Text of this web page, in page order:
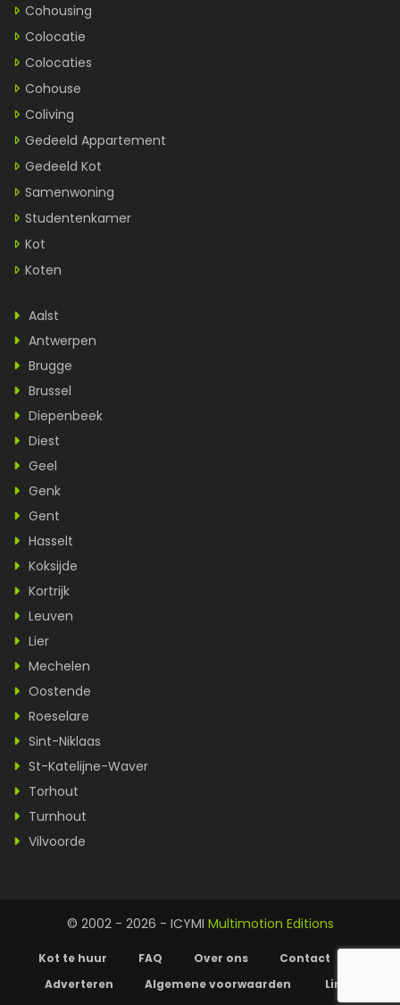
Cohousing
Colocatie
Colocaties
Cohouse
Coliving
Gedeeld Appartement
Gedeeld Kot
Samenwoning
Studentenkamer
Kot
Koten
Aalst
Antwerpen
Brugge
Brussel
Diepenbeek
Diest
Geel
Genk
Gent
Hasselt
Koksijde
Kortrijk
Leuven
Lier
Mechelen
Oostende
Roeselare
Sint-Niklaas
St-Katelijne-Waver
Torhout
Turnhout
Vilvoorde
© 2002 - 2026 - ICYMI Multimotion Editions
Kot te huur FAQ Over ons
Contact
Adverteren
Algemene voorwaarden Links